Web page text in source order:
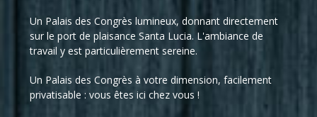
Un Palais des Congrès lumineux, donnant directement
sur le port de plaisance Santa Lucia. L'ambiance de
travail y est particulièrement sereine.
Un Palais des Congrès à votre dimension, facilement
privatisable : vous êtes ici chez vous !